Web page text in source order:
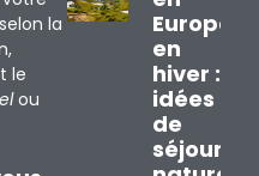
la
le
ou
Europe
en
hiver : 3
idées
de
séjours